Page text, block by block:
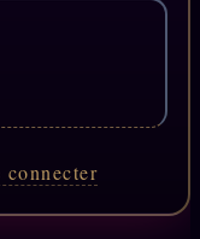
connecter